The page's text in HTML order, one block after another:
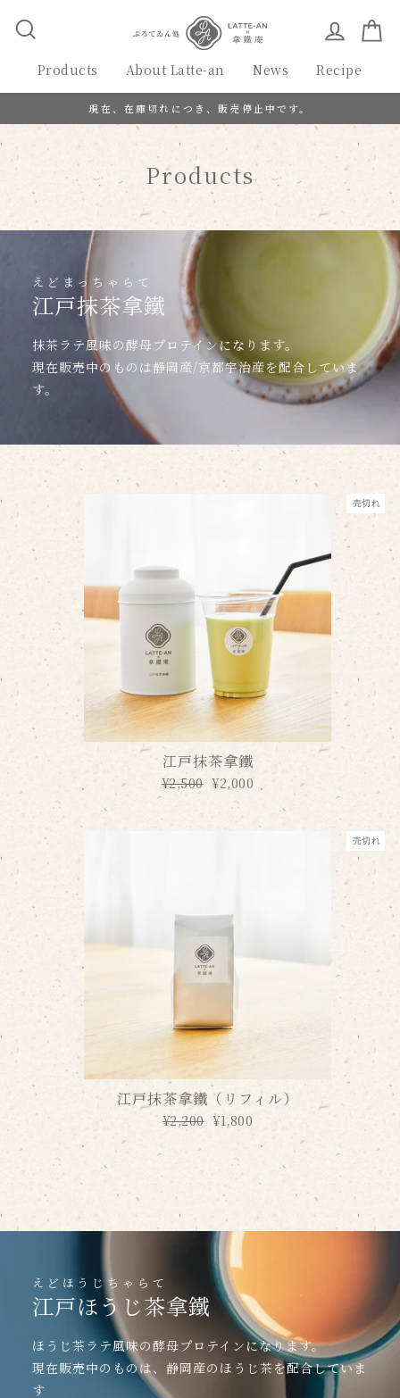
Products About Latte-an News Recipe
アカウ
現在、在庫切れにつき、販売停止中です。
Products
えどまっちゃらて
江戸抹茶拿鐵
抹茶ラテ風味の酵母プロテインになります。
現在販売中のものは静岡産/京都宇治産を配合していま
す。
売切れ
江戸抹茶拿鐵
通
常
価
格
¥2,500 セ
ル
¥2,000
売切れ
江戸抹茶拿鐵（リフィル）
通
価
格
¥2,200 セ
価
¥1,800
えどほうじちゃらて
江戸ほうじ茶拿鐵
ほうじ茶ラテ風味の酵母プロテインになります。
現在販売中のものは、静岡産のほうじ茶を配合していま
す